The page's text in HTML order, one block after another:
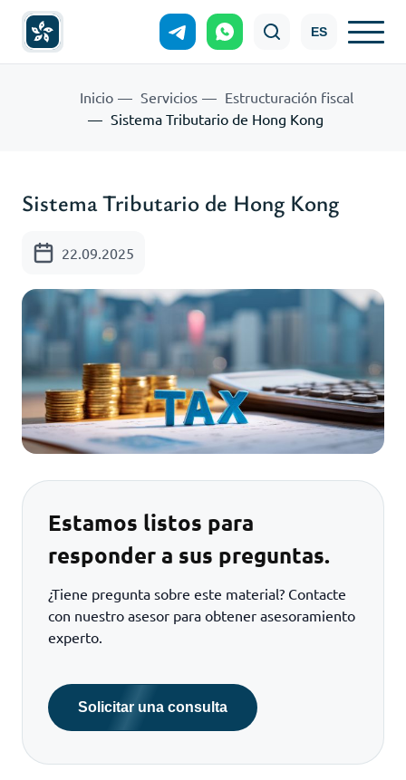
ES
Inicio Servicios
Estructuración fiscal
Sistema Tributario de Hong Kong
Sistema Tributario de Hong Kong
22.09.2025
Estamos listos para
responder a sus preguntas.
¿Tiene pregunta sobre este material? Contacte
con nuestro asesor para obtener asesoramiento
experto.
Solicitar una consulta